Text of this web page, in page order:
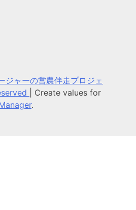
ジャーの営農伴走プロジェ
Create values for
.